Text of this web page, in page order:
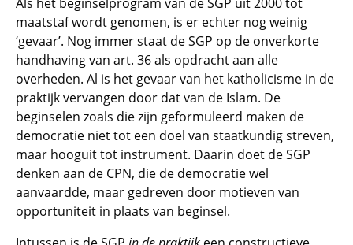
maatstaf wordt genomen, is er echter nog weinig
‘gevaar’. Nog immer staat de SGP op de onverkorte
handhaving van art. 36 als opdracht aan alle
overheden. Al is het gevaar van het katholicisme in de
praktijk vervangen door dat van de Islam. De
beginselen zoals die zijn geformuleerd maken de
democratie niet tot een doel van staatkundig streven,
maar hooguit tot instrument. Daarin doet de SGP
denken aan de CPN, die de democratie wel
aanvaardde, maar gedreven door motieven van
opportuniteit in plaats van beginsel.